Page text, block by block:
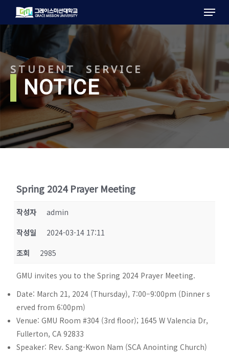
main
Menu
STUDENT SERVICE
lNOTICE
Spring 2024 Prayer Meeting
작성자
admin
작성일
2024-03-14 17:11
조회
2985
GMU invites you to the Spring 2024 Prayer Meeting.
Date: March 21, 2024 (Thursday), 7:00–9:00pm (Dinner s
erved from 6:00pm)
Venue: GMU Room #304 (3rd floor); 1645 W Valencia Dr,
Fullerton, CA 92833
Speaker: Rev. Sang-Kwon Nam (SCA Anointing Church)